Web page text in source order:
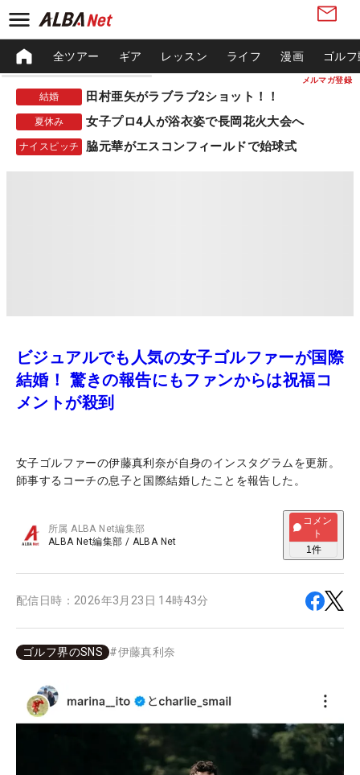
メルマガ登録
全ツアー ギア レッスン ライフ 漫画 ゴル
結婚 田村亜矢がラブラブ2ショット！！
夏休み 女子プロ4人が浴衣姿で長岡花火大会へ
ナイスピッチ 脇元華がエスコンフィールドで始球式
ビジュアルでも人気の女子ゴルファーが国際
結婚！ 驚きの報告にもファンからは祝福コ
メントが殺到
女子ゴルファーの伊藤真利奈が自身のインスタグラムを更新。
師事するコーチの息子と国際結婚したことを報告した。
所属ALBA Net編集部
ALBA Net編集部 / ALBA Net
コメン
ト
1件
配信日時： 2026年3月23日 14時43分
ゴルフ界のSNS #伊藤真利奈